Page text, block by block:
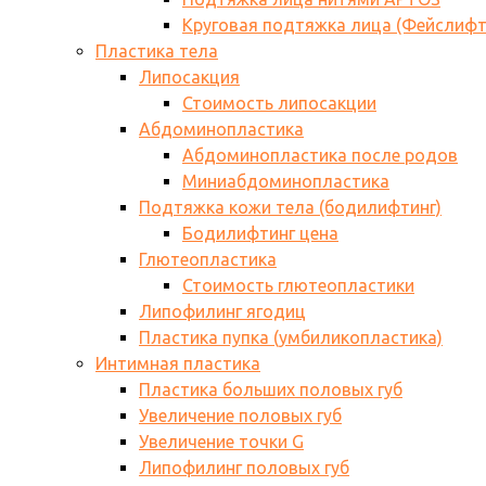
Круговая подтяжка лица
Пластика тела
Липосакция
Стоимость липосакции
Абдоминопластика
Абдоминопластика после родов
Миниабдоминопластика
Подтяжка кожи тела (бодилифтинг)
Бодилифтинг цена
Глютеопластика
Стоимость глютеопластики
Липофилинг ягодиц
Пластика пупка (умбиликопластика)
Интимная пластика
Пластика больших половых губ
Увеличение половых губ
Увеличение точки G
Липофилинг половых губ